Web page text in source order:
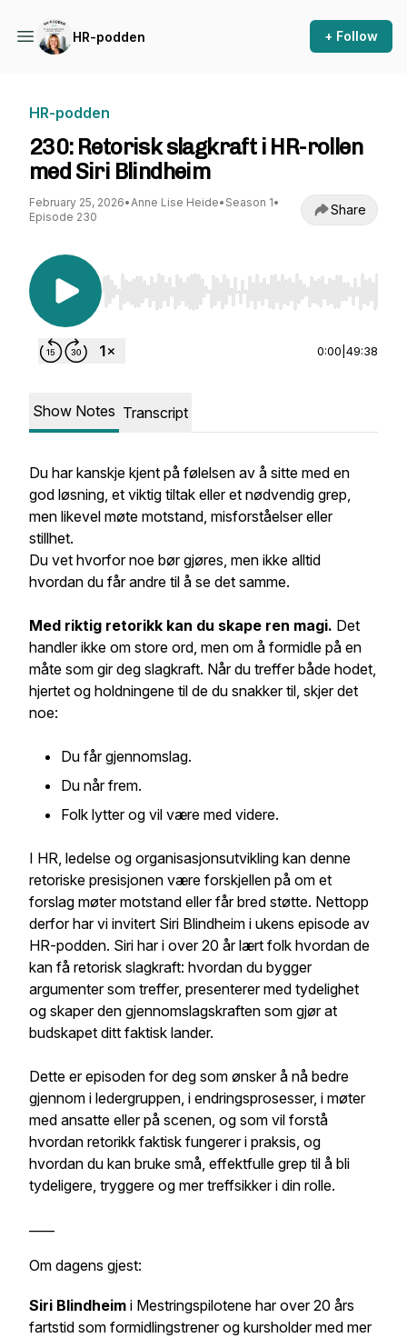
HR-podden + Follow
HR-podden
230: Retorisk slagkraft i HR-rollen
med Siri Blindheim
February 25, 2026•Anne Lise Heide• Season 1•
Episode 230
Share
Use Left/Right to seek, Home/End to jump to
0:00 49:38
Show Notes Transcript
Du har kanskje kjent på følelsen av å sitte med en
god løsning, et viktig tiltak eller et nødvendig grep,
men likevel møte motstand, misforståelser eller
stillhet.
Du vet hvorfor noe bør gjøres, men ikke alltid
hvordan du får andre til å se det samme.
Med riktig retorikk kan du skape ren magi. Det
handler ikke om store ord, men om å formidle på en
måte som gir deg slagkraft. Når du treffer både hodet,
hjertet og holdningene til de du snakker til, skjer det
noe:
Du får gjennomslag.
Du når frem.
Folk lytter og vil være med videre.
I HR, ledelse og organisasjonsutvikling kan denne
retoriske presisjonen være forskjellen på om et
forslag møter motstand eller får bred støtte. Nettopp
derfor har vi invitert Siri Blindheim i ukens episode av
HR-podden. Siri har i over 20 år lært folk hvordan de
kan få retorisk slagkraft: hvordan du bygger
argumenter som treffer, presenterer med tydelighet
og skaper den gjennomslagskraften som gjør at
budskapet ditt faktisk lander.
Dette er episoden for deg som ønsker å nå bedre
gjennom i ledergruppen, i endringsprosesser, i møter
med ansatte eller på scenen, og som vil forstå
hvordan retorikk faktisk fungerer i praksis, og
hvordan du kan bruke små, effektfulle grep til å bli
tydeligere, tryggere og mer treffsikker i din rolle.
Om dagens gjest:
Siri Blindheim i Mestringspilotene har over 20 års
fartstid som formidlingstrener og kursholder med mer